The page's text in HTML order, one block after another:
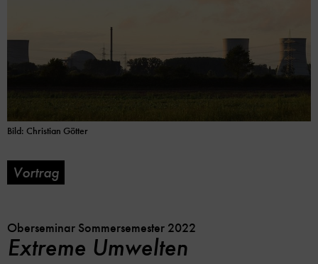
Bild: Christian Götter
Vortrag
Oberseminar Sommersemester 2022
Extreme Umwelten